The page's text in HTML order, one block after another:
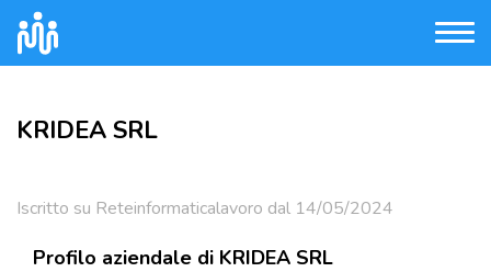
KRIDEA SRL
Iscritto su Reteinformaticalavoro dal 14/05/2024
Profilo aziendale di KRIDEA SRL